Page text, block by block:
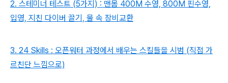
2. 스테미너 테스트 (5가지) : 맨몸 400M 수영, 800M 핀수영,
입영, 지친 다이버 끌기, 물 속 장비교환
3. 24 Skills : 오픈워터 과정에서 배우는 스킬들을 시범 (직접 가
르친단 느낌으로)